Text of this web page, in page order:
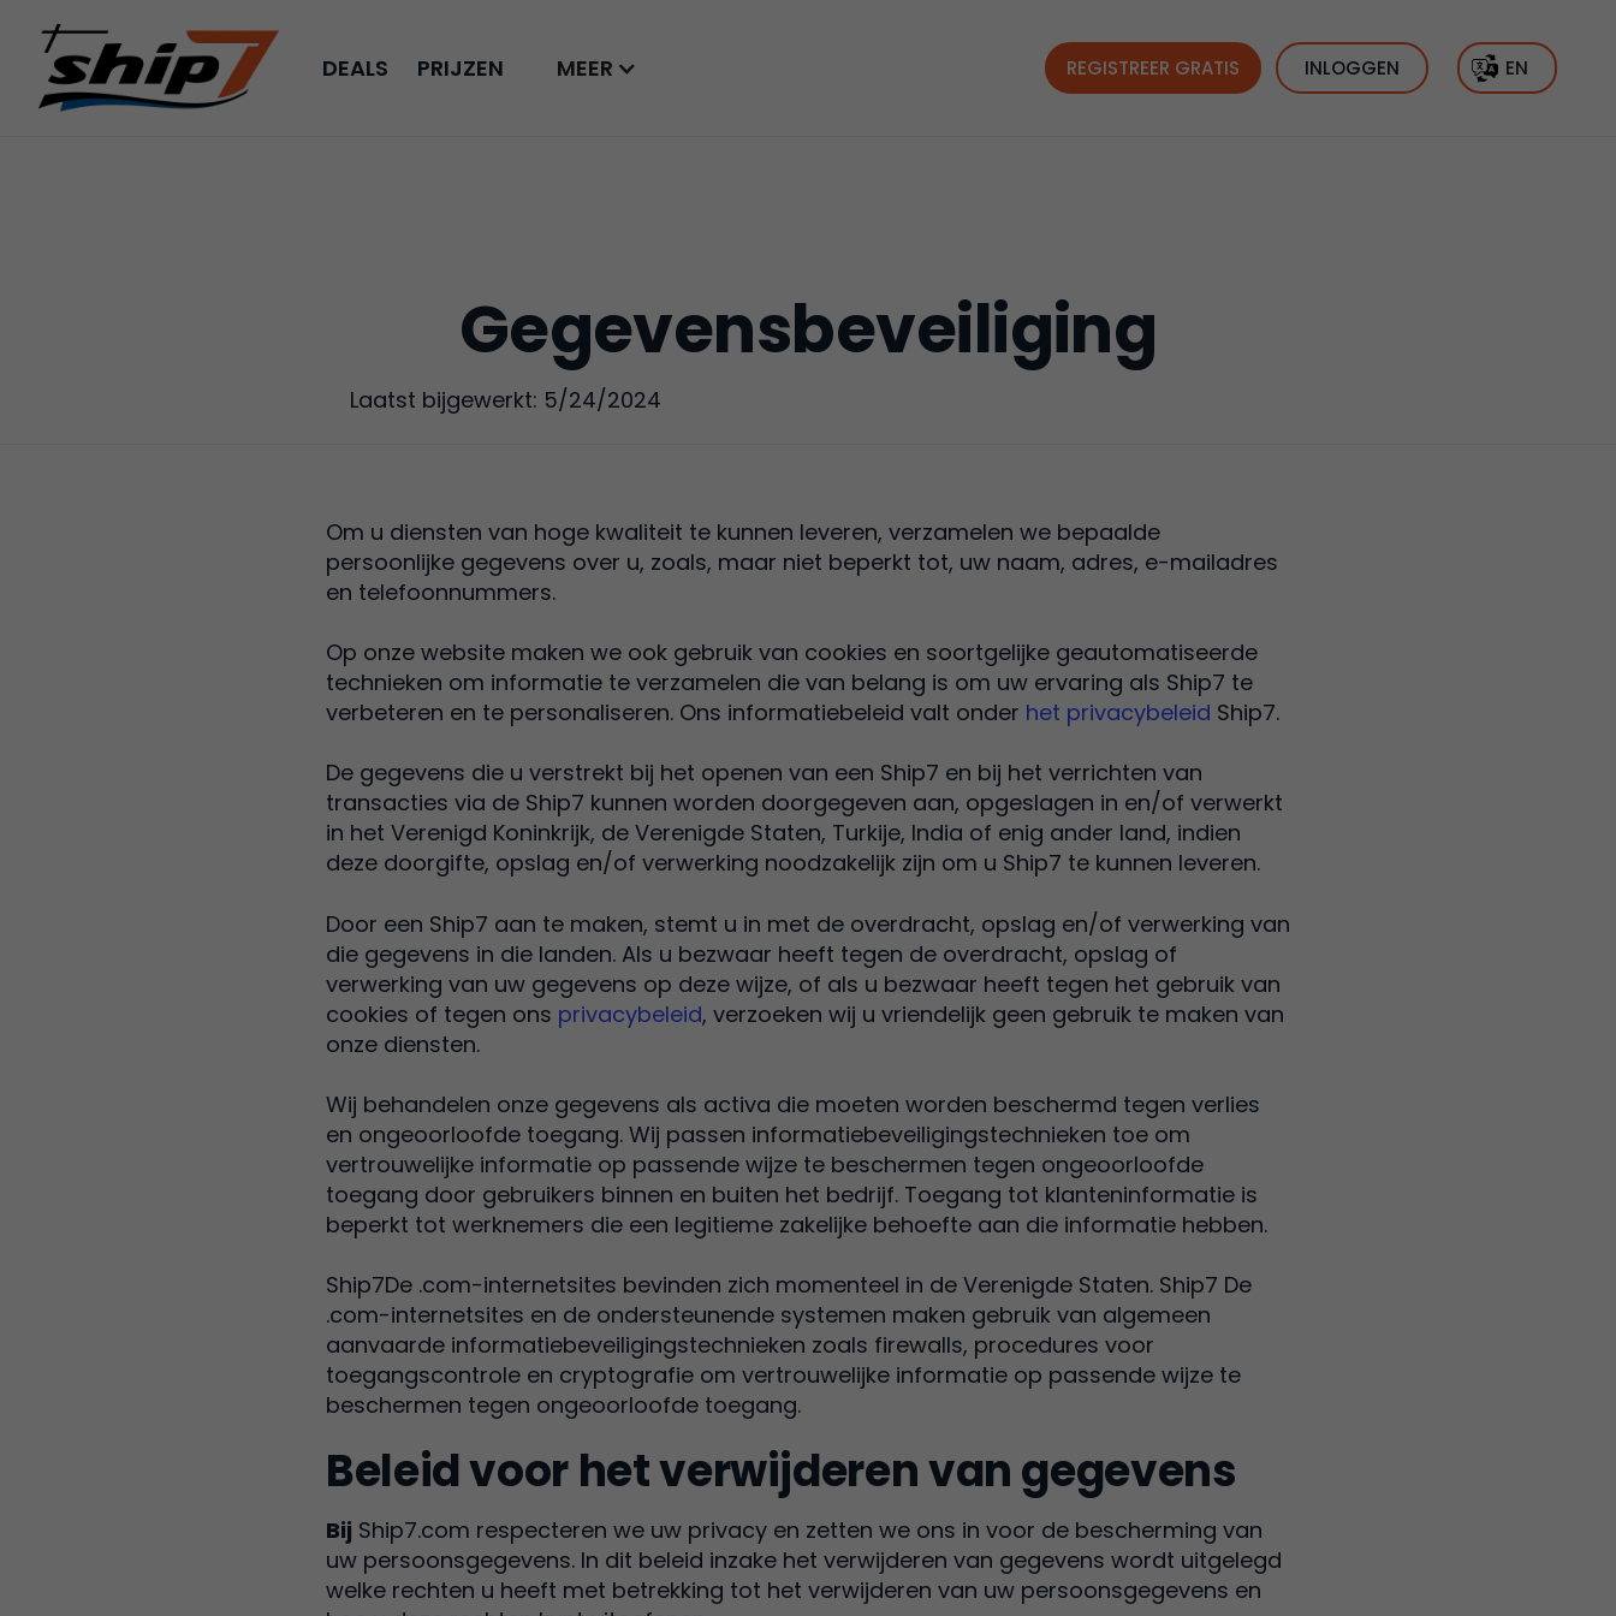
DEALS PRIJZEN MEER REGISTREER GRATIS INLOGGEN EN
Gegevensbeveiliging
Laatst bijgewerkt: 5/24/2024
Om u diensten van hoge kwaliteit te kunnen leveren, verzamelen we bepaalde
persoonlijke gegevens over u, zoals, maar niet beperkt tot, uw naam, adres, e-mailadres
en telefoonnummers.
Op onze website maken we ook gebruik van cookies en soortgelijke geautomatiseerde
technieken om informatie te verzamelen die van belang is om uw ervaring als Ship7 te
verbeteren en te personaliseren. Ons informatiebeleid valt onder het privacybeleid Ship7.
De gegevens die u verstrekt bij het openen van een Ship7 en bij het verrichten van
transacties via de Ship7 kunnen worden doorgegeven aan, opgeslagen in en/of verwerkt
in het Verenigd Koninkrijk, de Verenigde Staten, Turkije, India of enig ander land, indien
deze doorgifte, opslag en/of verwerking noodzakelijk zijn om u Ship7 te kunnen leveren.
Door een Ship7 aan te maken, stemt u in met de overdracht, opslag en/of verwerking van
die gegevens in die landen. Als u bezwaar heeft tegen de overdracht, opslag of
verwerking van uw gegevens op deze wijze, of als u bezwaar heeft tegen het gebruik van
cookies of tegen ons privacybeleid, verzoeken wij u vriendelijk geen gebruik te maken van
onze diensten.
Wij behandelen onze gegevens als activa die moeten worden beschermd tegen verlies
en ongeoorloofde toegang. Wij passen informatiebeveiligingstechnieken toe om
vertrouwelijke informatie op passende wijze te beschermen tegen ongeoorloofde
toegang door gebruikers binnen en buiten het bedrijf. Toegang tot klanteninformatie is
beperkt tot werknemers die een legitieme zakelijke behoefte aan die informatie hebben.
Ship7De .com-internetsites bevinden zich momenteel in de Verenigde Staten. Ship7 De
.com-internetsites en de ondersteunende systemen maken gebruik van algemeen
aanvaarde informatiebeveiligingstechnieken zoals firewalls, procedures voor
toegangscontrole en cryptografie om vertrouwelijke informatie op passende wijze te
beschermen tegen ongeoorloofde toegang.
Beleid voor het verwijderen van gegevens
Bij Ship7.com respecteren we uw privacy en zetten we ons in voor de bescherming van
uw persoonsgegevens. In dit beleid inzake het verwijderen van gegevens wordt uitgelegd
welke rechten u heeft met betrekking tot het verwijderen van uw persoonsgegevens en